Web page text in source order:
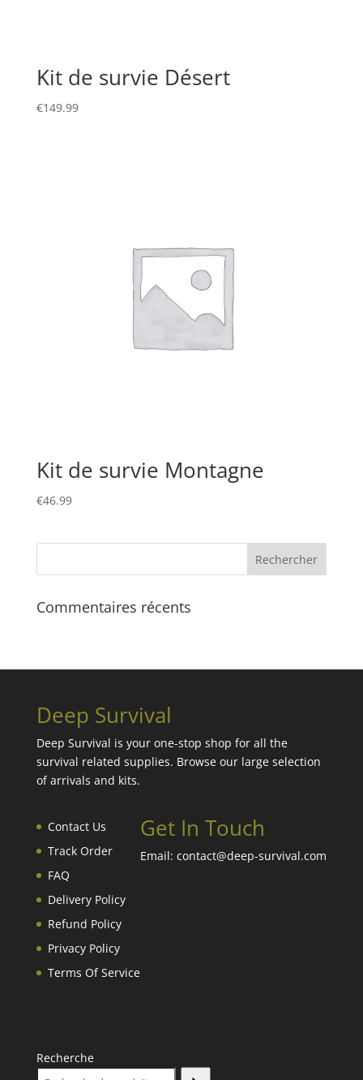
Kit de survie Désert
€149.99
Kit de survie Montagne
€46.99
Commentaires récents
Deep Survival
Deep Survival is your one-stop shop for all the
survival related supplies. Browse our large selection
of arrivals and kits.
Contact Us
Track Order
FAQ
Delivery Policy
Refund Policy
Privacy Policy
Terms Of Service
Get In Touch
Email: contact@deep-survival.com
Recherche